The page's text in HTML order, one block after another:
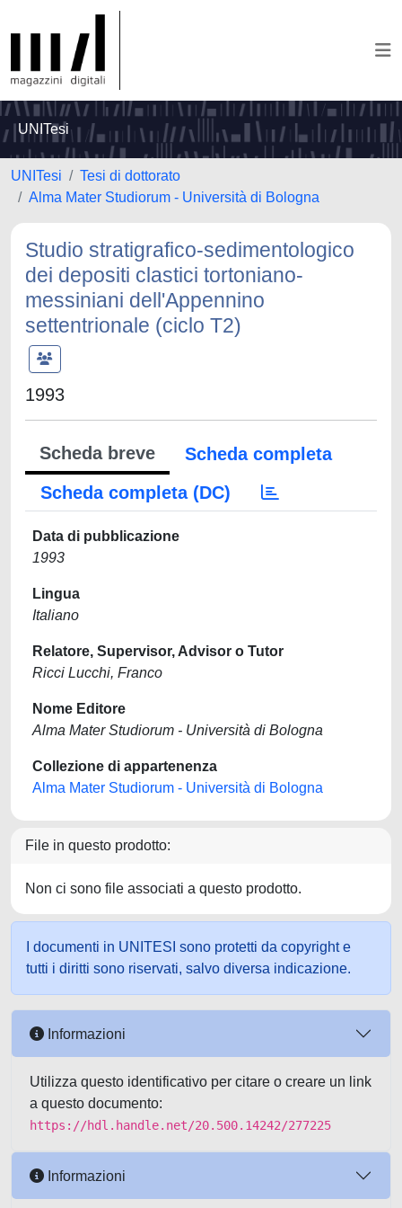
UNITesi
UNITesi
Tesi di dottorato
Alma Mater Studiorum - Università di Bologna
Studio stratigrafico-sedimentologico
dei depositi clastici tortoniano-
messiniani dell'Appennino
settentrionale (ciclo T2)
1993
Scheda breve
Scheda completa
Scheda completa (DC)
Data di pubblicazione
1993
Lingua
Italiano
Relatore, Supervisor, Advisor o Tutor
Ricci Lucchi, Franco
Nome Editore
Alma Mater Studiorum - Università di Bologna
Collezione di appartenenza
Alma Mater Studiorum - Università di Bologna
File in questo prodotto:
Non ci sono file associati a questo prodotto.
I documenti in UNITESI sono protetti da copyright e
tutti i diritti sono riservati, salvo diversa indicazione.
Informazioni
Utilizza questo identificativo per citare o creare un link
a questo documento:
https://hdl.handle.net/20.500.14242/277225
Informazioni